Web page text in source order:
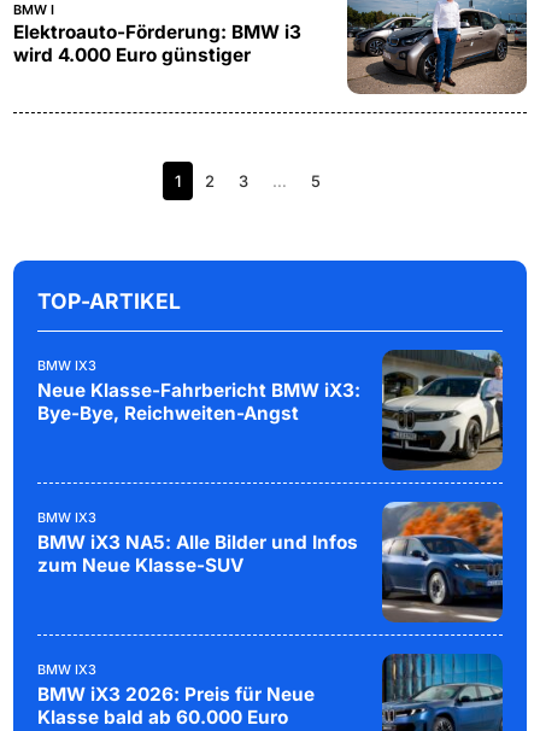
BMW I
Elektroauto-Förderung: BMW i3
wird 4.000 Euro günstiger
1 2 3 … 5
TOP-ARTIKEL
BMW IX3
Neue Klasse-Fahrbericht BMW iX3:
Bye-Bye, Reichweiten-Angst
BMW IX3
BMW iX3 NA5: Alle Bilder und Infos
zum Neue Klasse-SUV
BMW IX3
BMW iX3 2026: Preis für Neue
Klasse bald ab 60.000 Euro